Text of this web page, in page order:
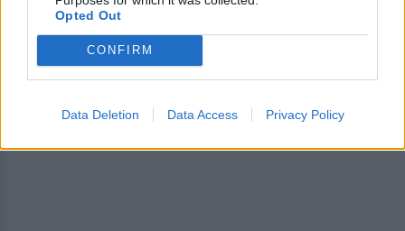
Opted Out
CONFIRM
Data Deletion Data Access Privacy Policy